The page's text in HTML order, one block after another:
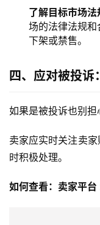
了解目标市场法
场的法律法规
下架或禁售。
四、应对被投
如果是被投诉也别担
卖家应实时关注卖
时积极处理。
如何查看：卖家平